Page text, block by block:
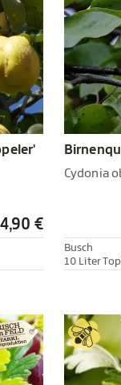
€
Cydonia
Busch
10 Liter